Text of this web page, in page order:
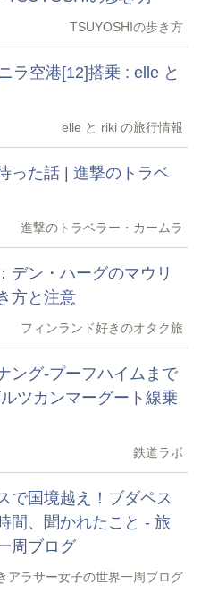
TSUYOSHIの歩き方
ラ空港[12]搭乗 : elle と
elle と riki の旅行情報
った話 | 進撃のトラベ
進撃のトラベラー・カームラ
ン・ハーグのマウリ
方と注意
フィンランド好きのオタク旅
ング-プーフハイムまで
ツカンマーグート線乗
鉄道ラボ
で国境越え！ブダペス
間、聞かれたこと - 旅
周ブログ
アラサー女子の世界一周ブログ